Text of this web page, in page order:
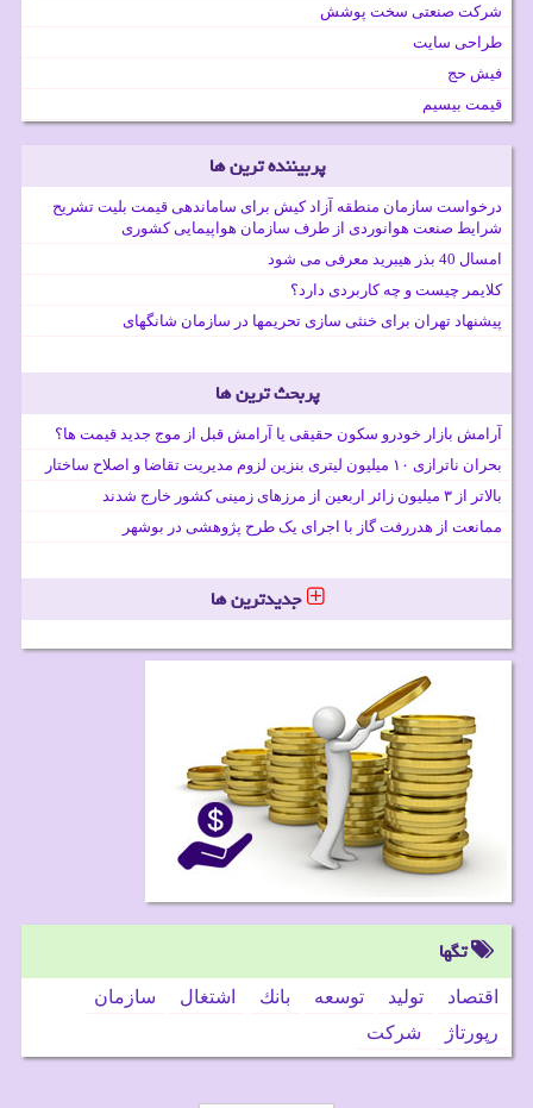
شرکت صنعتی سخت پوشش
طراحی سایت
فیش حج
قیمت بیسیم
پربیننده ترین ها
درخواست سازمان منطقه آزاد کیش برای ساماندهی قیمت بلیت تشریح
شرایط صنعت هوانوردی از طرف سازمان هواپیمایی کشوری
امسال 40 بذر هیبرید معرفی می شود
کلایمر چیست و چه کاربردی دارد؟
پیشنهاد تهران برای خنثی سازی تحریمها در سازمان شانگهای
پربحث ترین ها
آرامش بازار خودرو سکون حقیقی یا آرامش قبل از موج جدید قیمت ها؟
بحران ناترازی ۱۰ میلیون لیتری بنزین لزوم مدیریت تقاضا و اصلاح ساختار
بالاتر از ۳ میلیون زائر اربعین از مرزهای زمینی کشور خارج شدند
ممانعت از هدررفت گاز با اجرای یک طرح پژوهشی در بوشهر
جدیدترین ها
تگها
اقتصاد تولید توسعه بانك اشتغال
سازمان
رپورتاژ
شركت